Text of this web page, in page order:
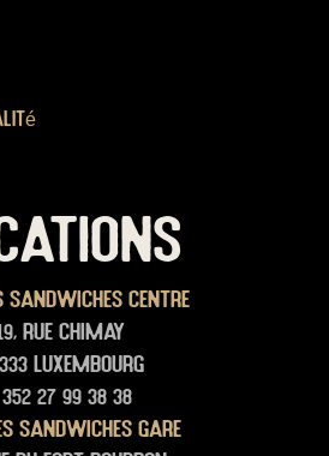
Sandwiches Centre
rue Chimay
Luxembourg
27 99 38 38
Sandwiches Gare